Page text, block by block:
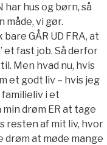
hus og børn, så
vi gør.
GÅR UD FRA, at
et fast job. Så derfor
Men hvad nu, hvis
et godt liv – hvis jeg
i et
drøm ER at tage
resten af mit liv, hvor
at møde mange